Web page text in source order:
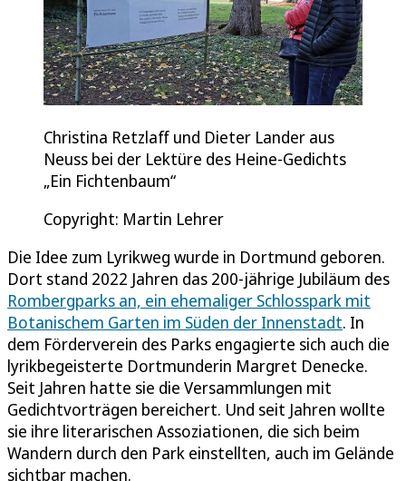
Christina Retzlaff und Dieter Lander aus
Neuss bei der Lektüre des Heine-Gedichts
„Ein Fichtenbaum“
Copyright: Martin Lehrer
Die Idee zum Lyrikweg wurde in Dortmund geboren.
Dort stand 2022 Jahren das 200-jährige Jubiläum des
Rombergparks an, ein ehemaliger Schlosspark mit
Botanischem Garten im Süden der Innenstadt. In
dem Förderverein des Parks engagierte sich auch die
lyrikbegeisterte Dortmunderin Margret Denecke.
Seit Jahren hatte sie die Versammlungen mit
Gedichtvorträgen bereichert. Und seit Jahren wollte
sie ihre literarischen Assoziationen, die sich beim
Wandern durch den Park einstellten, auch im Gelände
sichtbar machen.